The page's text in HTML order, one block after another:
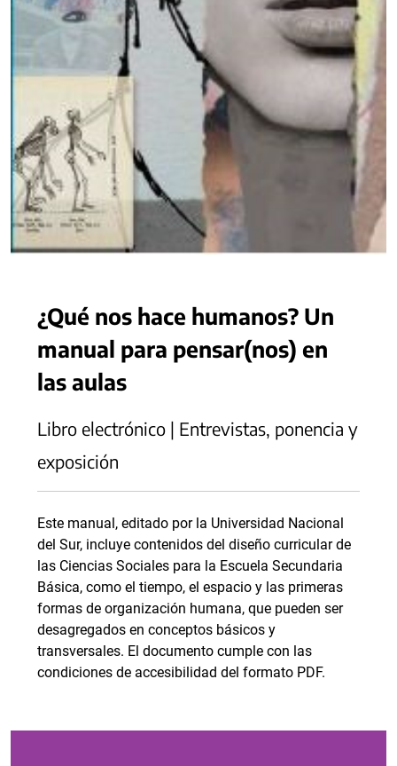
¿Qué nos hace humanos? Un
manual para pensar(nos) en
las aulas
Libro electrónico | Entrevistas, ponencia y
exposición
Este manual, editado por la Universidad Nacional
del Sur, incluye contenidos del diseño curricular de
las Ciencias Sociales para la Escuela Secundaria
Básica, como el tiempo, el espacio y las primeras
formas de organización humana, que pueden ser
desagregados en conceptos básicos y
transversales. El documento cumple con las
condiciones de accesibilidad del formato PDF.